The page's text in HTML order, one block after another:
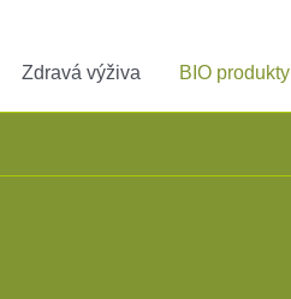
Zdravá výživa BIO produkty